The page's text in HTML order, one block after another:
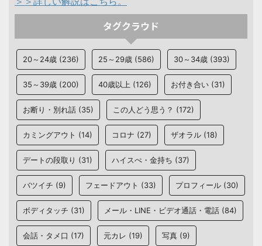
タグクラウド
20～24歳 (236) 25～29歳 (586) 30～34歳 (393)
35～39歳 (200) 40歳以上 (126) お付き合い (31)
お断り・別れ話 (35) この人どう思う？ (172)
カミングアウト (14) コロナ (27) ザオラル (18)
デートの段取り (31) ハイスぺ・金持ち (37)
バツイチ (9) フェードアウト (33) プロフィール (30)
ボディタッチ (31) メール・LINE・ビデオ通話・電話 (84)
会話・タメ口 (17) 元カレ (19) 写真 (9)